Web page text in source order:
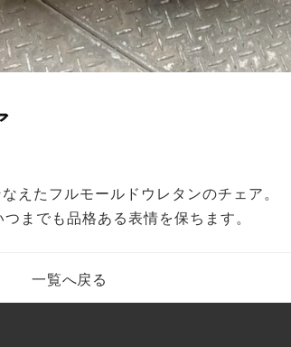
えたフルモールドウレタンのチェア。
までも品格ある表情を保ちます。
一覧へ戻る